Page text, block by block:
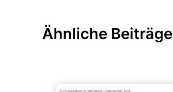
Ähnliche Beiträge